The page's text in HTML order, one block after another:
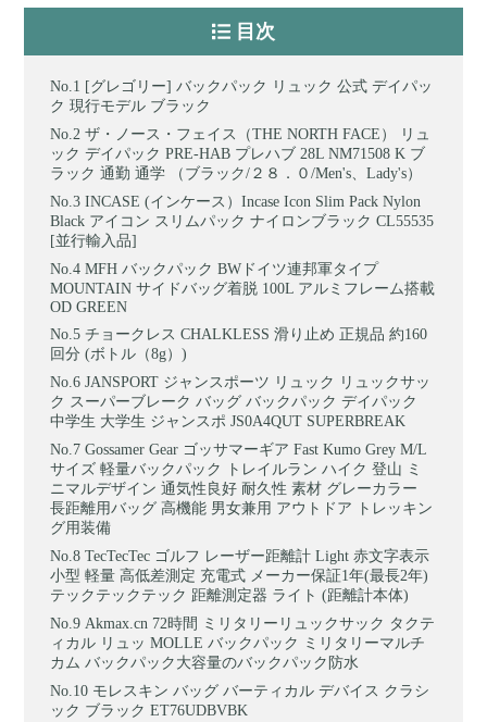
目次
[グレゴリー] バックパック リュック 公式 デイパッ
ク 現行モデル ブラック
ザ・ノース・フェイス（THE NORTH FACE） リュ
ック デイパック PRE-HAB プレハブ 28L NM71508 K ブ
ラック 通勤 通学 （ブラック/２８．０/Men's、Lady's）
INCASE (インケース）Incase Icon Slim Pack Nylon
Black アイコン スリムパック ナイロンブラック CL55535
[並行輸入品]
MFH バックパック BWドイツ連邦軍タイプ
MOUNTAIN サイドバッグ着脱 100L アルミフレーム搭載
OD GREEN
チョークレス CHALKLESS 滑り止め 正規品 約160
回分 (ボトル（8g）)
JANSPORT ジャンスポーツ リュック リュックサッ
ク スーパーブレーク バッグ バックパック デイパック
中学生 大学生 ジャンスポ JS0A4QUT SUPERBREAK
Gossamer Gear ゴッサマーギア Fast Kumo Grey M/L
サイズ 軽量バックパック トレイルラン ハイク 登山 ミ
ニマルデザイン 通気性良好 耐久性 素材 グレーカラー
長距離用バッグ 高機能 男女兼用 アウトドア トレッキン
グ用装備
TecTecTec ゴルフ レーザー距離計 Light 赤文字表示
小型 軽量 高低差測定 充電式 メーカー保証1年(最長2年)
テックテックテック 距離測定器 ライト (距離計本体)
Akmax.cn 72時間 ミリタリーリュックサック タクテ
ィカル リュッ MOLLE バックパック ミリタリーマルチ
カム バックパック大容量のバックパック防水
モレスキン バッグ バーティカル デバイス クラシ
ック ブラック ET76UDBVBK